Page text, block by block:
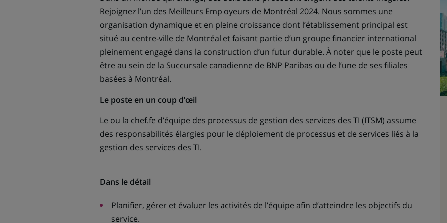
Rejoignez l’un des Meilleurs Employeurs de Montréal 2024. Nous sommes une
organisation dynamique et en pleine croissance dont l’établissement principal est
situé au centre-ville de Montréal et faisant partie d’un groupe financier international
pleinement engagé dans la construction d’un futur durable. À noter que le poste peut
être au sein de la Succursale canadienne de BNP Paribas ou de l’une de ses filiales
basées à Montréal.
Le poste en un coup d’œil
Le ou la chef.fe d’équipe des processus de gestion des services des TI (ITSM) assume
des responsabilités élargies pour le déploiement de processus et de services liés à la
gestion des services des TI.
Dans le détail
Planifier, gérer et évaluer les activités de l’équipe afin d’atteindre les objectifs du
service.